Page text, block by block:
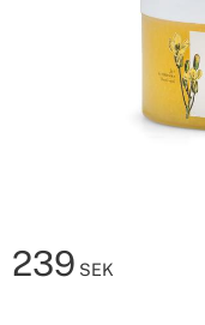
239 SEK